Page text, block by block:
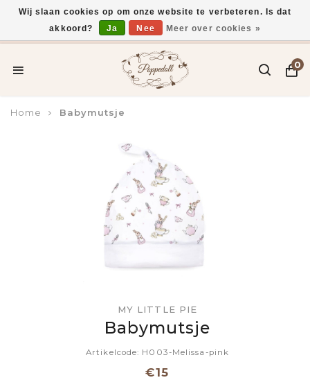
Voor 15:00 uur besteld, vandaag verzonden*
0
Home Babymutsje
MY LITTLE PIE
Babymutsje
Artikelcode: H003-Melissa-pink
€15
Wij slaan cookies op om onze website te verbeteren. Is dat
akkoord?
Ja Nee Meer over cookies »